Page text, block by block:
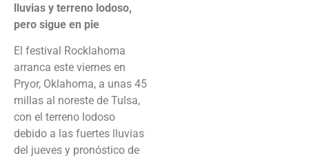
lluvias y terreno lodoso,
pero sigue en pie
El festival Rocklahoma
arranca este viernes en
Pryor, Oklahoma, a unas 45
millas al noreste de Tulsa,
con el terreno lodoso
debido a las fuertes lluvias
del jueves y pronóstico de